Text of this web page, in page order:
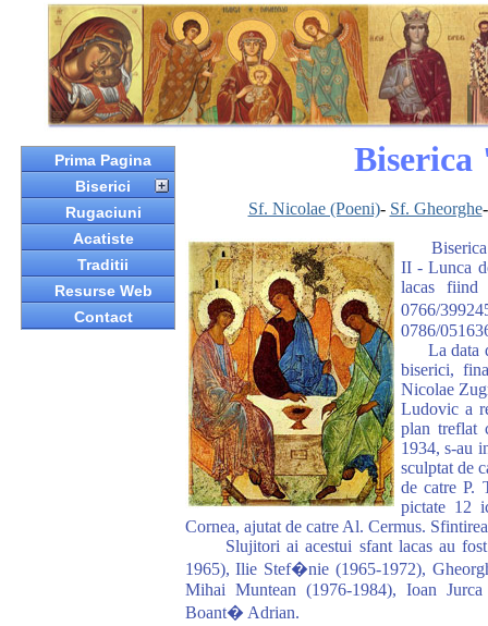
Prima Pagina
Biserici
Rugaciuni
Acatiste
Traditii
Resurse Web
Contact
Biserica
Sf. Nicolae (Poeni)- Sf. Gheorghe
Biserica
II - Lunca
lacas fiind
0766/
0786/
La data
biserici,
Nicolae
Ludovic a
plan treflat
1934, s-au
sculptat de
de catre P.
pictate 12
Cornea, ajutat de catre Al. Cermus.
Slujitori ai acestui sfant lacas au fost:
1965), Ilie Stef�nie (1965-1972),
Mihai Muntean (1976-1984), Ioan
Boant� Adrian.